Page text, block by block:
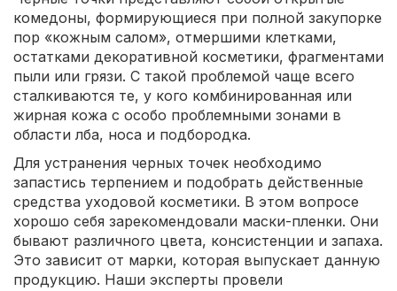
комедоны, формирующиеся при полной закупорке
пор «кожным салом», отмершими клетками,
остатками декоративной косметики, фрагментами
пыли или грязи. С такой проблемой чаще всего
сталкиваются те, у кого комбинированная или
жирная кожа с особо проблемными зонами в
области лба, носа и подбородка.
Для устранения черных точек необходимо
запастись терпением и подобрать действенные
средства уходовой косметики. В этом вопросе
хорошо себя зарекомендовали маски-пленки. Они
бывают различного цвета, консистенции и запаха.
Это зависит от марки, которая выпускает данную
продукцию. Наши эксперты провели